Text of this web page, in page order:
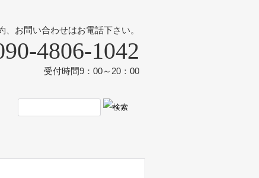
、お問い合わせはお電話下さい。
4806-1042
受付時間9：00～20：00